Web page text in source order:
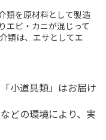
類を原材料として製造
エビ・カニが混じって
類は、エサとしてエ
小道具類」はお届け
どの環境により、実